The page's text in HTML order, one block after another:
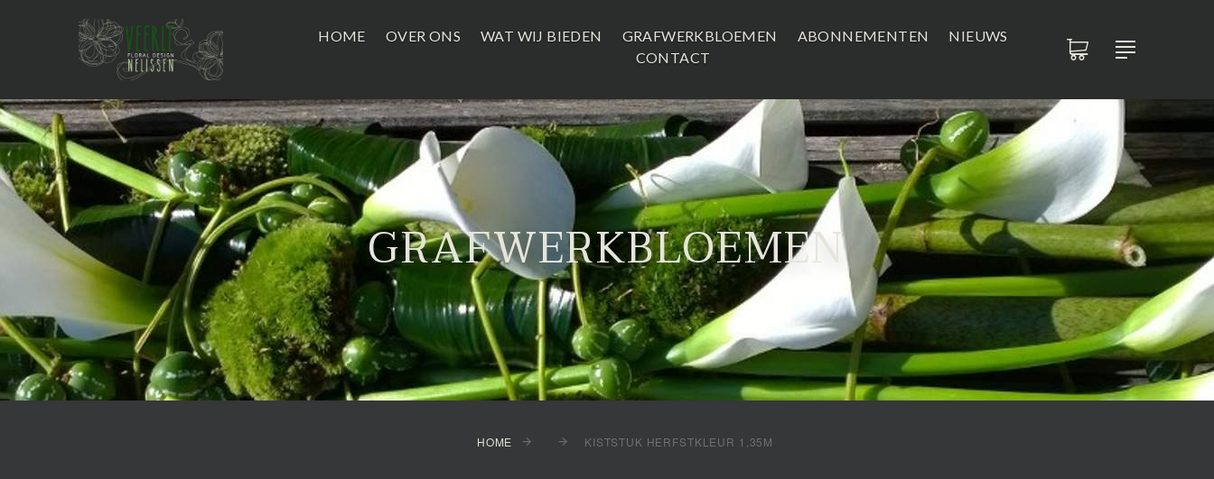
HOME OVER ONS WAT WIJ BIEDEN GRAFWERKBLOEMEN ABONNEMENTEN
NIEUWS
CONTACT
GRAFWERKBLOEMEN
HOME KISTSTUK HERFSTKLEUR 1,35M